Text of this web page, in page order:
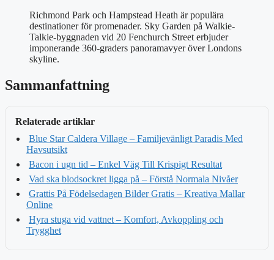
Richmond Park och Hampstead Heath är populära
destinationer för promenader. Sky Garden på Walkie-
Talkie-byggnaden vid 20 Fenchurch Street erbjuder
imponerande 360-graders panoramavyer över Londons
skyline.
Sammanfattning
Relaterade artiklar
Blue Star Caldera Village – Familjevänligt Paradis Med
Havsutsikt
Bacon i ugn tid – Enkel Väg Till Krispigt Resultat
Vad ska blodsockret ligga på – Förstå Normala Nivåer
Grattis På Födelsedagen Bilder Gratis – Kreativa Mallar
Online
Hyra stuga vid vattnet – Komfort, Avkoppling och
Trygghet